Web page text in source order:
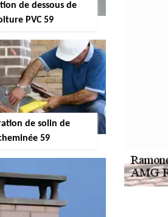
de dessous de
PVC 59
de solin de
59